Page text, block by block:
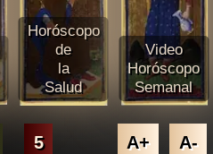
Horóscopo
de
la
Salud
Video
Horóscopo
Semanal
5 A+ A-